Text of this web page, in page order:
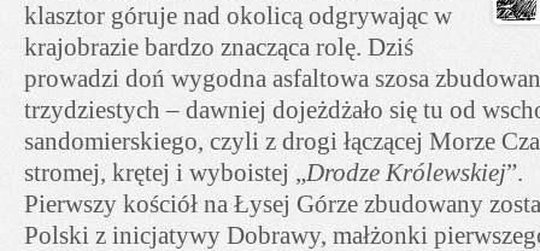
klasztor góruje nad okolicą odgrywając w
krajobrazie bardzo znacząca rolę. Dziś
prowadzi doń wygodna asfaltowa szosa
trzydziestych – dawniej dojeżdżało się tu od
sandomierskiego, czyli z drogi łączącej Morze
stromej, krętej i wyboistej „Drodze Królewskiej”.
Pierwszy kościół na Łysej Górze zbudowany
Polski z inicjatywy Dobrawy, małżonki